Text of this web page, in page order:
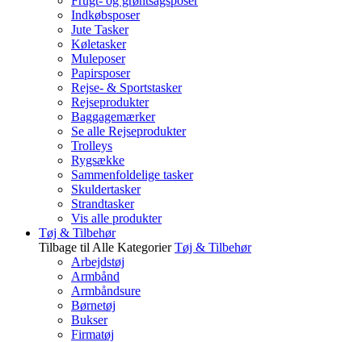
Indkøbsposer
Jute Tasker
Køletasker
Muleposer
Papirsposer
Rejse- & Sportstasker
Rejseprodukter
Baggagemærker
Se alle Rejseprodukter
Trolleys
Rygsække
Sammenfoldelige tasker
Skuldertasker
Strandtasker
Vis alle produkter
Tøj & Tilbehør
Tilbage til Alle Kategorier Tøj & Tilbehør
Arbejdstøj
Armbånd
Armbåndsure
Børnetøj
Bukser
Firmatøj